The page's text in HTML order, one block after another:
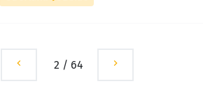
2 / 64